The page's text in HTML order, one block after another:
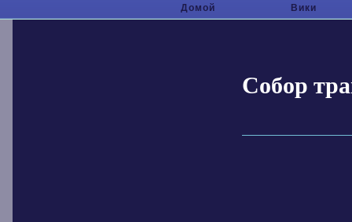
Домой Вики
Собор